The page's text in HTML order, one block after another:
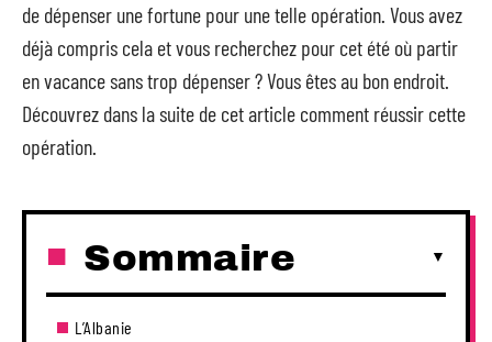
de dépenser une fortune pour une telle opération. Vous avez
déjà compris cela et vous recherchez pour cet été où partir
en vacance sans trop dépenser ? Vous êtes au bon endroit.
Découvrez dans la suite de cet article comment réussir cette
opération.
Sommaire
L’Albanie